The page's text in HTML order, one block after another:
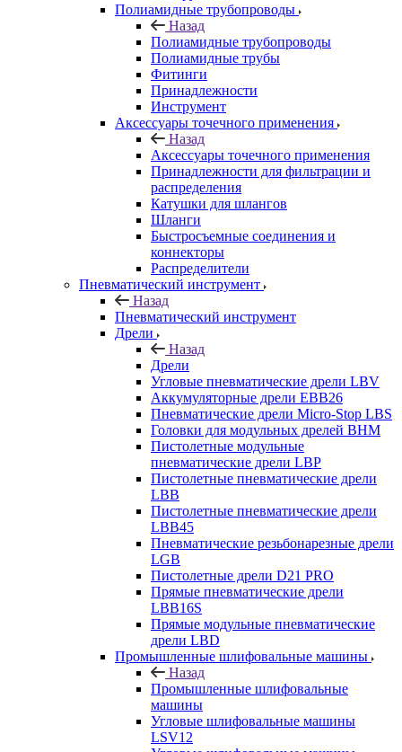
Полиамидные трубопроводы
Назад
Полиамидные трубопроводы
Полиамидные трубы
Фитинги
Принадлежности
Инструмент
Аксессуары точечного применения
Назад
Аксессуары точечного применения
Принадлежности для фильтрации и
распределения
Катушки для шлангов
Шланги
Быстросъемные соединения и
коннекторы
Распределители
Пневматический инструмент
Назад
Пневматический инструмент
Дрели
Назад
Дрели
Угловые пневматические дрели LBV
Аккумуляторные дрели EBB26
Пневматические дрели Micro-Stop LBS
Головки для модульных дрелей BHM
Пистолетные модульные
пневматические дрели LBP
Пистолетные пневматические дрели
LBB
Пистолетные пневматические дрели
LBB45
Пневматические резьбонарезные дрели
LGB
Пистолетные дрели D21 PRO
Прямые пневматические дрели
LBB16S
Прямые модульные пневматические
дрели LBD
Промышленные шлифовальные машины
Назад
Промышленные шлифовальные
машины
Угловые шлифовальные машины
LSV12